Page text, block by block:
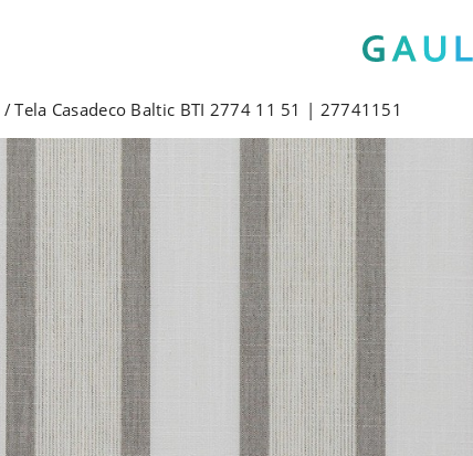
/Tela Casadeco Baltic BTI 2774 11 51 | 27741151